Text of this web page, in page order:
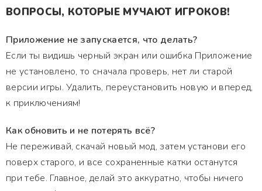
ВОПРОСЫ, КОТОРЫЕ МУЧАЮТ ИГРОКОВ!
Приложение не запускается, что делать?
Если ты видишь черный экран или ошибка Приложение
не установлено, то сначала проверь, нет ли старой
версии игры. Удалить, переустановить новую и вперед,
к приключениям!
Как обновить и не потерять всё?
Не переживай, скачай новый мод, затем установи его
поверх старого, и все сохраненные катки останутся
при тебе. Главное, делай это аккуратно, чтобы ничего